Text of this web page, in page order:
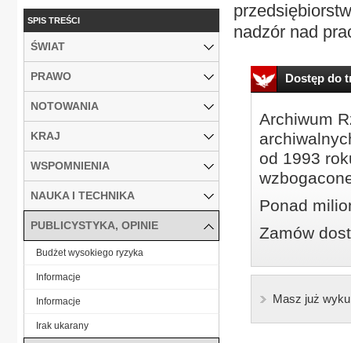
nadzór nad
Dostęp do
Archiwum
od 1993
Ponad
Zamów
Masz już
SPIS TREŚCI
ŚWIAT
PRAWO
NOTOWANIA
KRAJ
WSPOMNIENIA
NAUKA I TECHNIKA
PUBLICYSTYKA, OPINIE
Budżet wysokiego ryzyka
Informacje
Informacje
Irak ukarany